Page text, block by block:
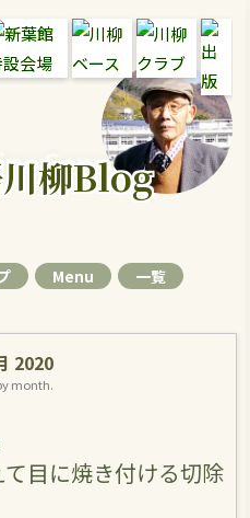
Senryu Blog
柳Blog
Menu 一覧
2020
month.
目に焼き付ける切除